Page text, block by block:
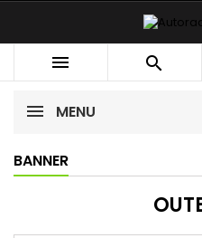
 
MENU
BANNER